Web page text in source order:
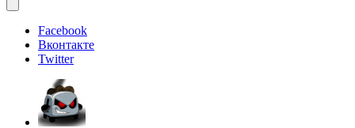
Facebook
Вконтакте
Twitter